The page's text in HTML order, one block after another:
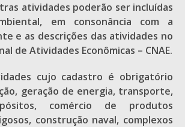
atividades poderão ser incluídas
em consonância com a
e as descrições das atividades no
de Atividades Econômicas – CNAE.
cujo cadastro é obrigatório
geração de energia, transporte,
comércio de produtos
construção naval, complexos